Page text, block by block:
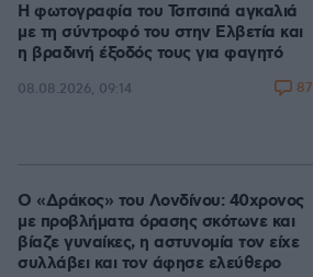
Η φωτογραφία του Τσιτσιπά αγκαλιά
με τη σύντροφό του στην Ελβετία και
η βραδινή έξοδός τους για φαγητό
08.08.2026, 09:14 87
Ο «Δράκος» του Λονδίνου: 40χρονος
με προβλήματα όρασης σκότωνε και
βίαζε γυναίκες, η αστυνομία τον είχε
συλλάβει και τον άφησε ελεύθερο